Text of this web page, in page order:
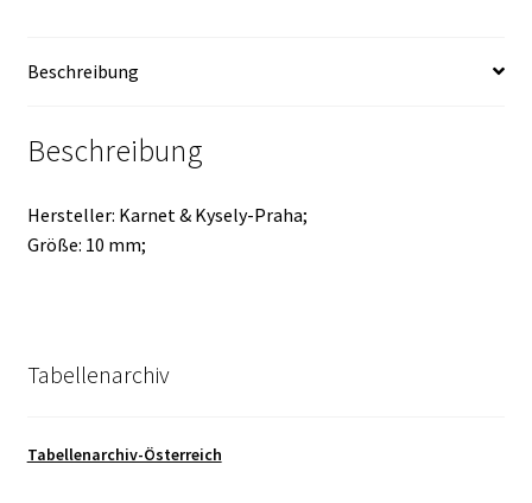
Beschreibung
Beschreibung
Hersteller: Karnet & Kysely-Praha;
Größe: 10 mm;
Tabellenarchiv
Tabellenarchiv-Österreich